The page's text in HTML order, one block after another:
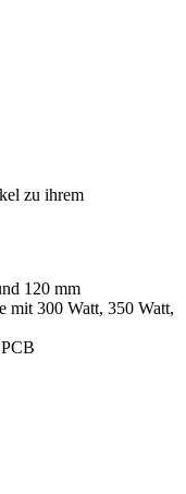
zu ihrem
120 mm
mit 300 Watt, 350 Watt,